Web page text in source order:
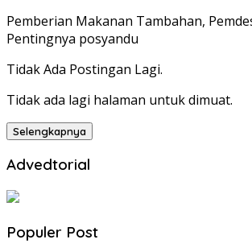
Pemberian Makanan Tambahan,
Pentingnya posyandu
Tidak Ada Postingan Lagi.
Tidak ada lagi halaman untuk dimuat.
Selengkapnya
Advedtorial
Populer Post